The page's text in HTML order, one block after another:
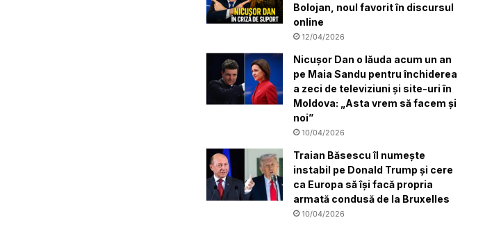
Bolojan, noul favorit în discursul
online
12/04/2026
Nicușor Dan o lăuda acum un an
pe Maia Sandu pentru închiderea
a zeci de televiziuni și site-uri în
Moldova: „Asta vrem să facem și
noi”
10/04/2026
Traian Băsescu îl numește
instabil pe Donald Trump și cere
ca Europa să își facă propria
armată condusă de la Bruxelles
10/04/2026